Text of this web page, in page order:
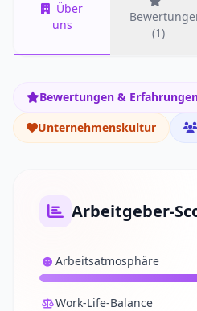
Über
uns
(1)
Bewertungen &
Unternehmenskultur
Arbeitgeber-
Arbeitsatmosphäre
Work-Life-Balance